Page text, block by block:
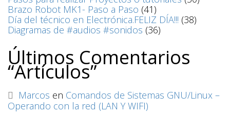
Brazo Robot MK1- Paso a Paso (41)
Día del técnico en Electrónica.FELIZ DÍA!!! (38)
Diagramas de #audios #sonidos (36)
Últimos Comentarios
“Artículos”
Marcos en Comandos de Sistemas GNU/Linux –
Operando con la red (LAN Y WIFI)